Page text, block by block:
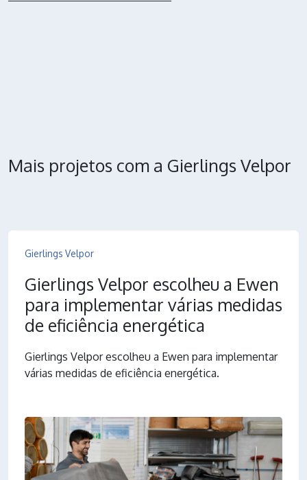
Mais projetos com a Gierlings Velpor
Gierlings Velpor
Gierlings Velpor escolheu a Ewen
para implementar várias medidas
de eficiência energética
Gierlings Velpor escolheu a Ewen para implementar
várias medidas de eficiência energética.